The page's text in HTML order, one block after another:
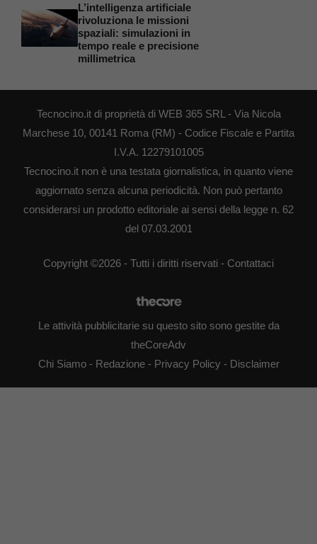
L’intelligenza artificiale
rivoluziona le missioni
spaziali: simulazioni in
tempo reale e precisione
millimetrica
Tecnocino.it di proprietà di WEB 365 SRL - Via Nicola
Marchese 10, 00141 Roma (RM) - Codice Fiscale e Partita
I.V.A. 12279101005
Tecnocino.it non è una testata giornalistica, in quanto viene
aggiornato senza alcuna periodicità. Non può pertanto
considerarsi un prodotto editoriale ai sensi della legge n. 62
del 07.03.2001
Copyright ©2026 - Tutti i diritti riservati - Contattaci
Le attività pubblicitarie su questo sito sono gestite da
theCoreAdv
Chi Siamo- Redazione- Privacy Policy - Disclaimer